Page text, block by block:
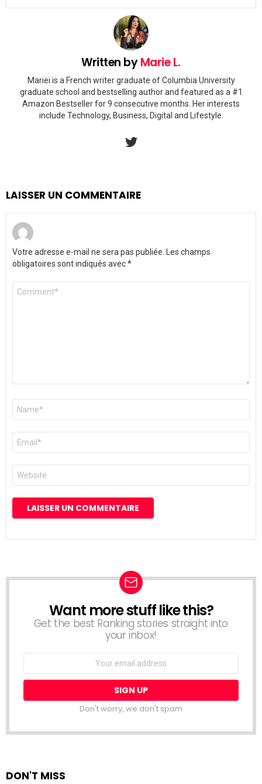
Written byMarie L.
Mariei is a French writer graduate of Columbia University
graduate school and bestselling author and featured as a #1
Amazon Bestseller for 9 consecutive months. Her interests
include Technology, Business, Digital and Lifestyle.
LAISSER UN COMMENTAIRE
Votre adresse e-mail ne sera pas publiée.
Les champs
obligatoires sont indiqués avec*
Commentaire
Nom
E-
mail
*
Site
web
NEWSLETTER
Want more stuff like this?
Get the best Ranking stories straight into
your inbox!
Email
Don't worry, we don't spam
DON'T MISS